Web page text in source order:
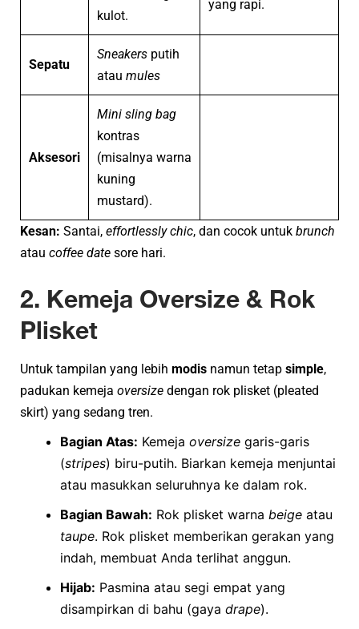
kulot.
yang rapi.
Sepatu
Sneakers putih
atau mules
Aksesori
Mini sling bag
kontras
(misalnya warna
kuning
mustard).
Kesan: Santai, effortlessly chic, dan cocok untuk brunch
atau coffee date sore hari.
2. Kemeja Oversize & Rok
Plisket
Untuk tampilan yang lebih modis namun tetap simple,
padukan kemeja oversize dengan rok plisket (pleated
skirt) yang sedang tren.
Bagian Atas: Kemeja oversize garis-garis
(stripes) biru-putih. Biarkan kemeja menjuntai
atau masukkan seluruhnya ke dalam rok.
Bagian Bawah: Rok plisket warna beige atau
taupe. Rok plisket memberikan gerakan yang
indah, membuat Anda terlihat anggun.
Hijab: Pasmina atau segi empat yang
disampirkan di bahu (gaya drape).